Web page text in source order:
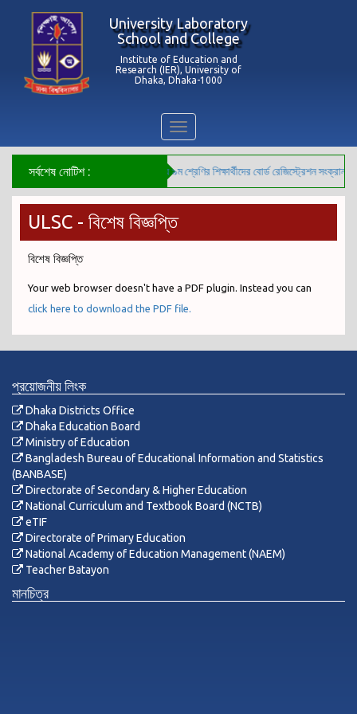
University Laboratory
School and College
Institute of Education and
Research (IER), University of
Dhaka, Dhaka-1000
Toggle
navigation
সর্বশেষ নোটিশ : ***২০২৬ সালের ৯ম শ্রেণির শিক্ষার্থীদের বোর্ড রেজিস্ট্রেশন সংক্রান্ত
ULSC - বিশেষ বিজ্ঞপ্তি
বিশেষ বিজ্ঞপ্তি
Your web browser doesn't have a PDF plugin. Instead you can
click here to download the PDF file.
প্রয়োজনীয় লিংক
Dhaka Districts Office
Dhaka Education Board
Ministry of Education
Bangladesh Bureau of Educational Information and Statistics
(BANBASE)
Directorate of Secondary & Higher Education
National Curriculum and Textbook Board (NCTB)
eTIF
Directorate of Primary Education
National Academy of Education Management (NAEM)
Teacher Batayon
মানচিত্র